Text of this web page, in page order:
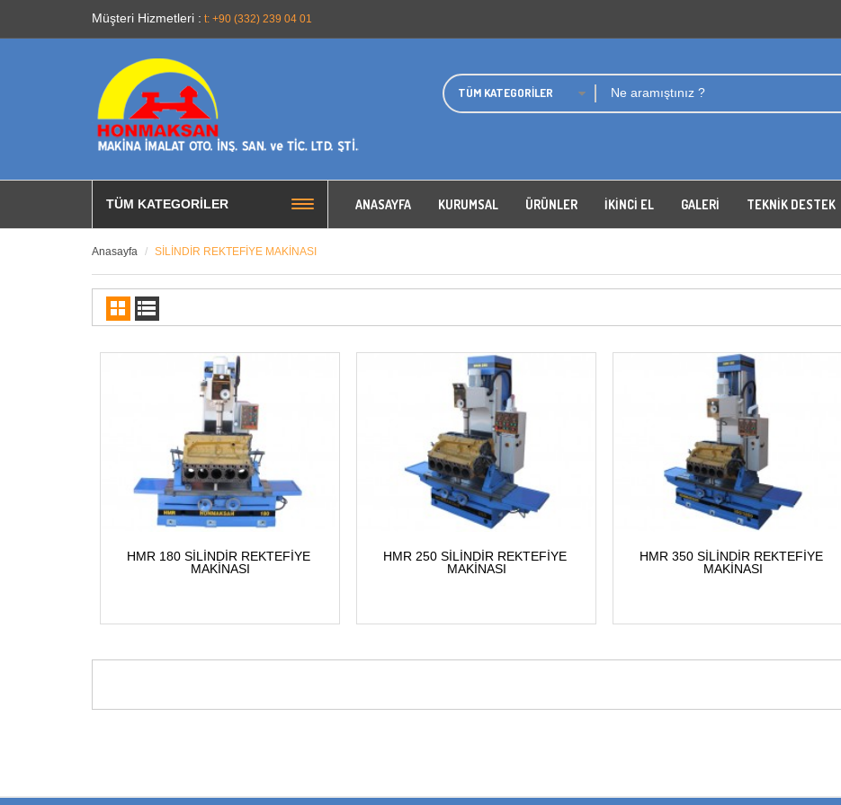
Müşteri Hizmetleri : t: +90 (332) 239 04 01
TÜM KATEGORILER
TÜM KATEGORILER ANASAYFA KURUMSAL ÜRÜNLER İKİNCİ EL GALERI TEKNIK DESTEK
Anasayfa SİLİNDİR REKTEFİYE MAKİNASI
HMR 180 SİLİNDİR REKTEFİYE
MAKİNASI
HMR 250 SİLİNDİR REKTEFİYE
MAKİNASI
HMR 350 SİLİNDİR REKTEFİYE
MAKİNASI